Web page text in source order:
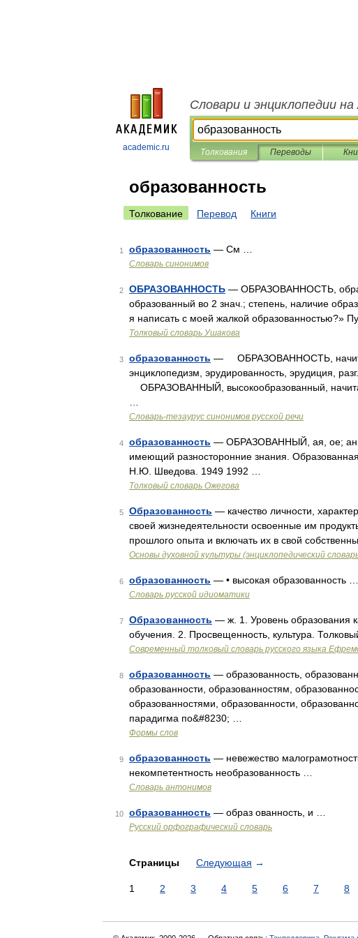
academic.ru
Словари и энциклопедии
Толкования Переводы
образованность
Толкование Перевод Книги
1 образованность — См …
Словарь синонимов
2 ОБРАЗОВАННОСТЬ — ОБРАЗОВАННОСТЬ,
образованный во 2 знач.; степень, наличие
я написать с моей жалкой образованностью?»
Толковый словарь Ушакова
3 образованность — ОБРАЗОВАННОСТЬ,
энциклопедизм, эрудированность, эрудиция,
ОБРАЗОВАННЫЙ, высокообразованный,
Словарь-тезаурус синонимов русской речи
4 образованность — ОБРАЗОВАННЫЙ, ая, ое; ан.
имеющий разносторонние знания.
Н.Ю. Шведова. 1949 1992 …
Толковый словарь Ожегова
5 Образованность — качество личности,
своей жизнедеятельности освоенные им
прошлого опыта и включать их в свой
Основы духовной культуры (энциклопедический
6 образованность — • высокая образованность …
Словарь русской идиоматики
7 Образованность — ж. 1. Уровень образования
обучения. 2. Просвещенность, культура.
Современный толковый словарь русского языка
8 образованность — образованность,
образованности, образованностям,
образованностями, образованности,
парадигма по&#8230; …
Формы слов
9 образованность — невежество
некомпетентность необразованность …
Словарь антонимов
10 образованность — образ ованность, и …
Русский орфографический словарь
Страницы Следующая →
1 2 3 4 5 6 7 8